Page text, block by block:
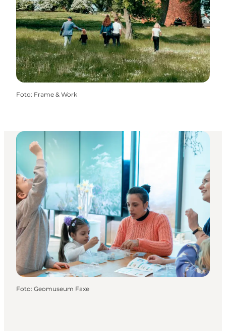
Foto: Frame & Work
Foto: Geomuseum Faxe